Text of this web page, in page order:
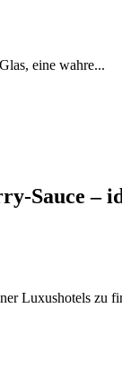
Sauce –
Luxushotels zu